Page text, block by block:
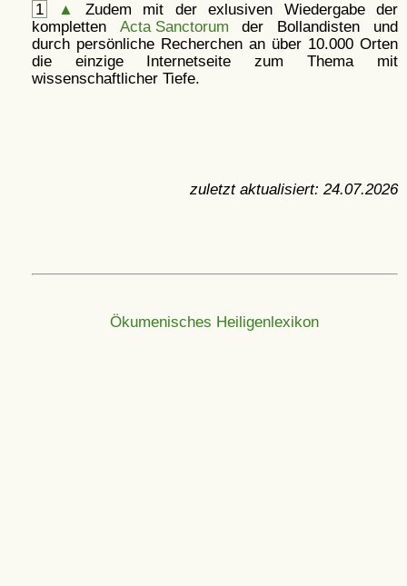
1 ▲
Zudem mit der exlusiven Wiedergabe der
kompletten Acta Sanctorum der Bollandisten und
durch persönliche Recherchen an über 10.000 Orten
die einzige Internetseite zum Thema mit
wissenschaftlicher Tiefe.
zuletzt aktualisiert: 24.07.2026
Ökumenisches Heiligenlexikon